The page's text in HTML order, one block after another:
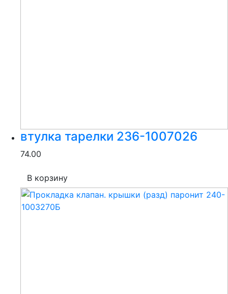
втулка тарелки 236-1007026
74.00
В корзину